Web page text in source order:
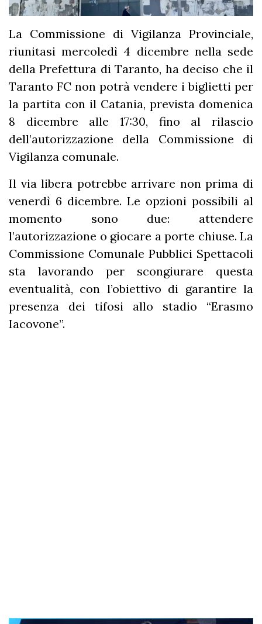
La Commissione di Vigilanza Provinciale,
riunitasi mercoledì 4 dicembre nella sede
della Prefettura di Taranto, ha deciso che il
Taranto FC non potrà vendere i biglietti per
la partita con il Catania, prevista domenica
8 dicembre alle 17:30, fino al rilascio
dell’autorizzazione della Commissione di
Vigilanza comunale.
Il via libera potrebbe arrivare non prima di
venerdì 6 dicembre. Le opzioni possibili al
momento sono due: attendere
l’autorizzazione o giocare a porte chiuse. La
Commissione Comunale Pubblici Spettacoli
sta lavorando per scongiurare questa
eventualità, con l’obiettivo di garantire la
presenza dei tifosi allo stadio “Erasmo
Iacovone”.